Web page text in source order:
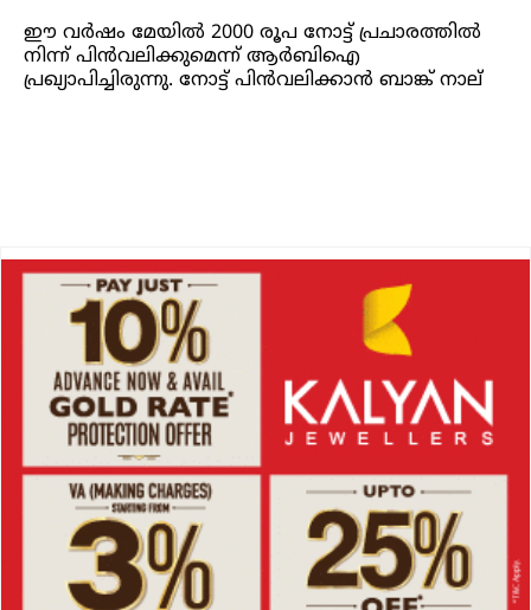
ഈ വർഷം മേയിൽ 2000 രൂപ നോട്ട് പ്രചാരത്തിൽ
നിന്ന് പിൻവലിക്കുമെന്ന് ആർബിഐ
പ്രഖ്യാപിച്ചിരുന്നു. നോട്ട് പിൻവലിക്കാൻ ബാങ്ക് നാല്